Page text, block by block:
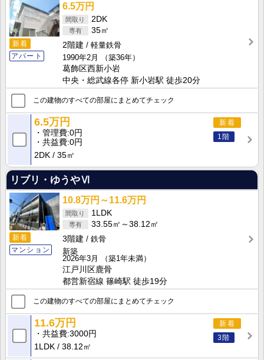
新着
アパート
6.5万円
2DK
35㎡
2階建
軽量鉄骨
1990年2月
（築36年）
葛飾区西新小岩
中央・総武線各停 新小岩駅 徒歩20分
この建物のすべての部屋にまとめてチェック
新着
1階
6.5万円
管理費 0円
共益費 0円
2DK
35㎡
リブリ・ゆうやⅥ
新着
マンション
10.8万円～11.6万円
1LDK
33.55㎡～38.12㎡
3階建
鉄骨
新築
2026年3月
（築1年未満）
江戸川区鹿骨
都営新宿線 篠崎駅 徒歩19分
この建物のすべての部屋にまとめてチェック
新着
3階
11.6万円
共益費 3000円
1LDK
38.12㎡